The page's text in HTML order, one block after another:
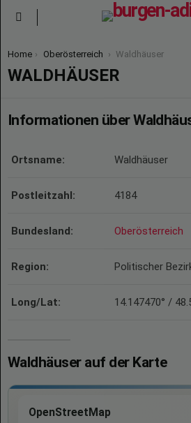
You are here:
Home Oberösterreich Waldhäuser
WALDHÄUSER
Informationen über
Ortsname: Waldhäuser
Postleitzahl: 4184
Bundesland: Oberösterreich
Region: Politischer
Long/Lat: 14.147470° /
Waldhäuser auf der Karte
OpenStreetMap